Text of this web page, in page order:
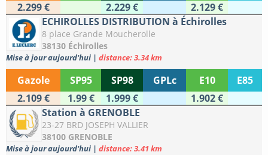
2.299 €
2.229 €
2.129 €
ECHIROLLES DISTRIBUTION à Échirolles
8 place Grande Moucherolle
38130 Échirolles
Mise à jour aujourd'hui | distance: 3.34 km
Gazole SP95 SP98 GPLc E10
E85
2.109 €
1.99 € 1.999 €
1.902 €
Station à GRENOBLE
23-27 BRD JOSEPH VALLIER
38100 GRENOBLE
Mise à jour aujourd'hui | distance: 3.41 km